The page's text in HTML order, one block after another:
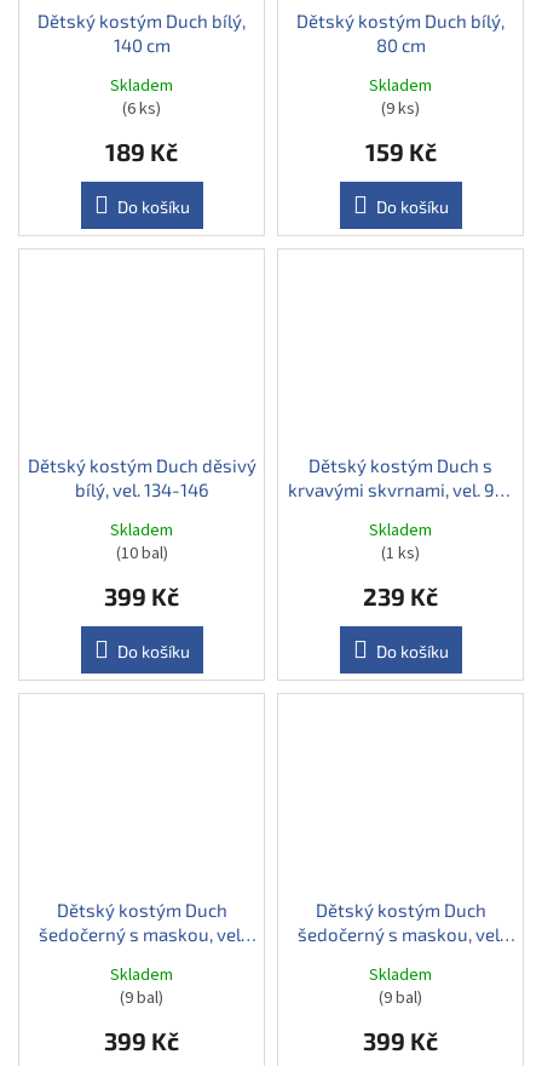
Dětský kostým Duch bílý,
140 cm
Skladem
(6 ks)
189 Kč
Do košíku
Dětský kostým Duch bílý,
80 cm
Skladem
(9 ks)
159 Kč
Do košíku
Dětský kostým Duch děsivý
bílý, vel. 134-146
Skladem
(10 bal)
399 Kč
Do košíku
Dětský kostým Duch s
krvavými skvrnami, vel. 98-
Skladem
(1 ks)
239 Kč
Do košíku
Dětský kostým Duch
šedočerný s maskou, vel.
Skladem
(9 bal)
399 Kč
Dětský kostým Duch
šedočerný s maskou, vel.
Skladem
(9 bal)
399 Kč